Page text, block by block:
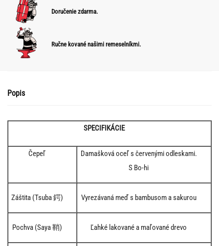
Doručenie zdarma.
Ručne kované našimi remeselníkmi.
Popis
SPECIFIKÁCIE
Čepeľ
Damašková oceľ s červenými odleskami.
S Bo-hi
Záštita (Tsuba 鍔) Vyrezávaná meď s bambusom a sakurou
Pochva (Saya 鞘) Ľahké lakované a maľované drevo